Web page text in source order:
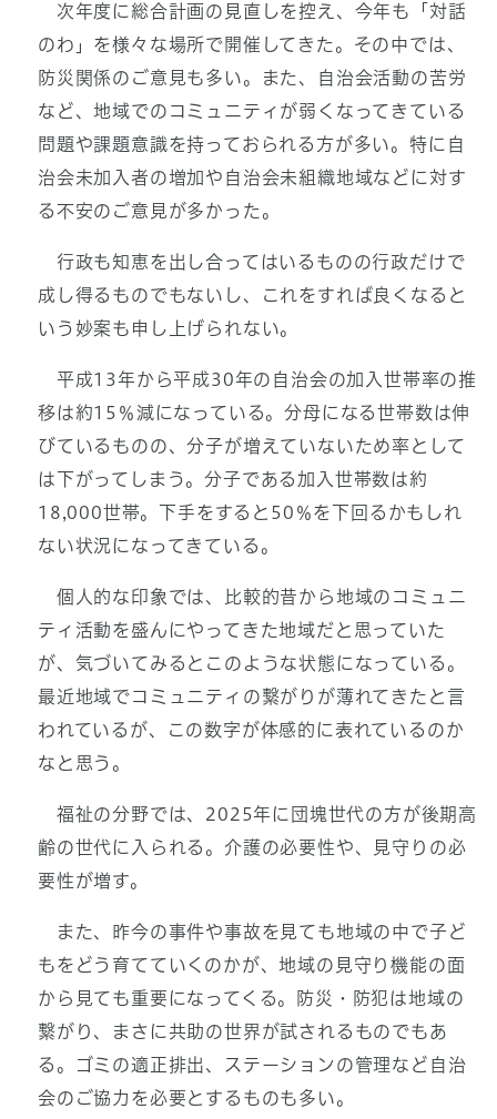
次年度に総合計画の見直しを控え、今年も「対話
のわ」を様々な場所で開催してきた。その中では、
防災関係のご意見も多い。また、自治会活動の苦労
など、地域でのコミュニティが弱くなってきている
問題や課題意識を持っておられる方が多い。特に自
治会未加入者の増加や自治会未組織地域などに対す
る不安のご意見が多かった。
行政も知恵を出し合ってはいるものの行政だけで
成し得るものでもないし、これをすれば良くなると
いう妙案も申し上げられない。
平成13年から平成30年の自治会の加入世帯率の推
移は約15％減になっている。分母になる世帯数は伸
びているものの、分子が増えていないため率として
は下がってしまう。分子である加入世帯数は約
18,000世帯。下手をすると50％を下回るかもしれ
ない状況になってきている。
個人的な印象では、比較的昔から地域のコミュニ
ティ活動を盛んにやってきた地域だと思っていた
が、気づいてみるとこのような状態になっている。
最近地域でコミュニティの繋がりが薄れてきたと言
われているが、この数字が体感的に表れているのか
なと思う。
福祉の分野では、2025年に団塊世代の方が後期高
齢の世代に入られる。介護の必要性や、見守りの必
要性が増す。
また、昨今の事件や事故を見ても地域の中で子ど
もをどう育てていくのかが、地域の見守り機能の面
から見ても重要になってくる。防災・防犯は地域の
繋がり、まさに共助の世界が試されるものでもあ
る。ゴミの適正排出、ステーションの管理など自治
会のご協力を必要とするものも多い。